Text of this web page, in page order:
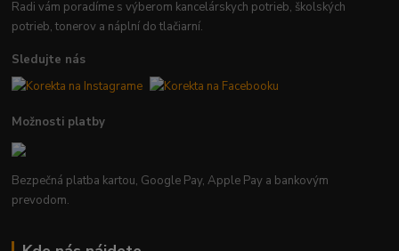
Radi vám poradíme s výberom kancelárskych potrieb, školských
potrieb, tonerov a náplní do tlačiarní.
Sledujte nás
Možnosti platby
Bezpečná platba kartou, Google Pay, Apple Pay a bankovým
prevodom.